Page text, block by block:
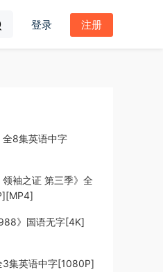
登录 注册
8集英语中字
袖之证 第三季》全
》国语无字[4K]
3集英语中字[1080P]